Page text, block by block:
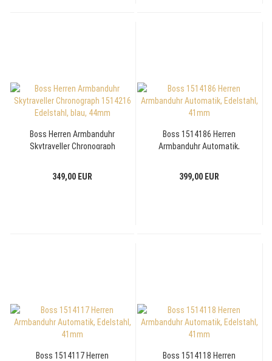
Boss Herren Armbanduhr
Skytraveller Chronograph
349,00 EUR
Boss 1514186 Herren
Armbanduhr Automatik,
399,00 EUR
Boss 1514117 Herren
Boss 1514118 Herren